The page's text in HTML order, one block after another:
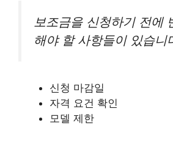
보조금을 신청하기 전에
해야 할 사항들이 있습니
신청 마감일
자격 요건 확인
모델 제한